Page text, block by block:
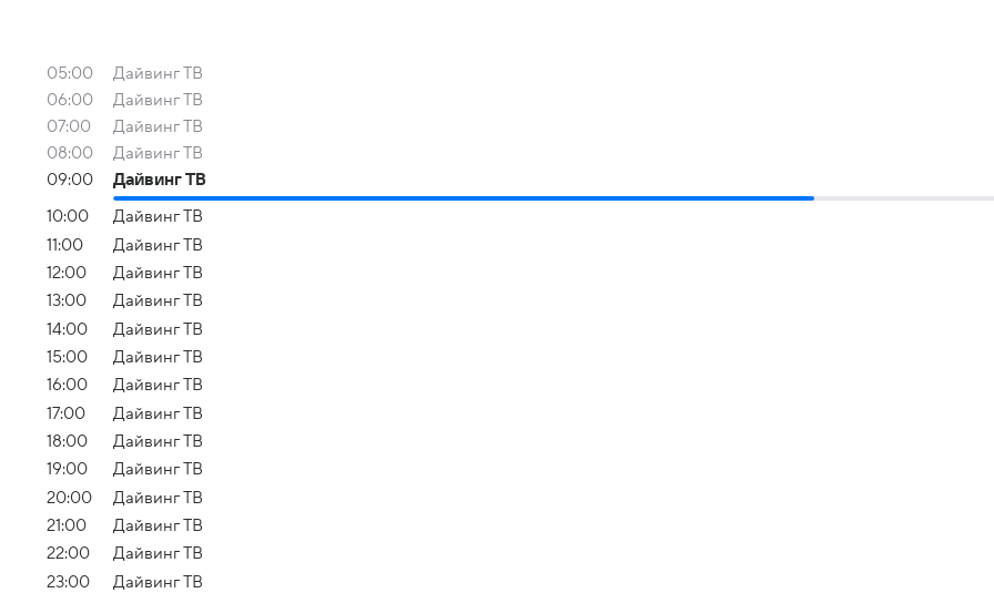
05:00
Дайвинг ТВ
06:00
Дайвинг ТВ
07:00
Дайвинг ТВ
08:00
Дайвинг ТВ
09:00
Дайвинг ТВ
10:00
Дайвинг ТВ
11:00
Дайвинг ТВ
12:00
Дайвинг ТВ
13:00
Дайвинг ТВ
14:00
Дайвинг ТВ
15:00
Дайвинг ТВ
16:00
Дайвинг ТВ
17:00
Дайвинг ТВ
18:00
Дайвинг ТВ
19:00
Дайвинг ТВ
20:00
Дайвинг ТВ
21:00
Дайвинг ТВ
22:00
Дайвинг ТВ
23:00
Дайвинг ТВ